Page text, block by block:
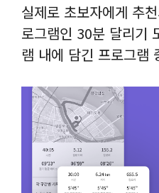
기
다.
있
실제로 초보자에게 추
로그램인 30분 달리기
램 내에 담긴 프로그램